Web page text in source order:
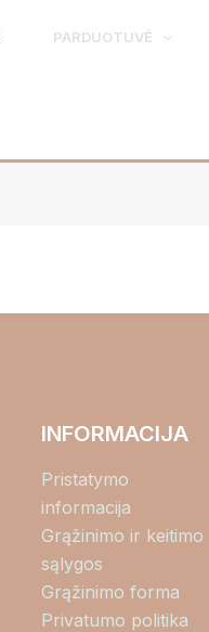
PARDUOTUVĖ
INFORMACIJA
Pristatymo
informacija
Grąžinimo ir keitimo
sąlygos
Grąžinimo forma
Privatumo politika